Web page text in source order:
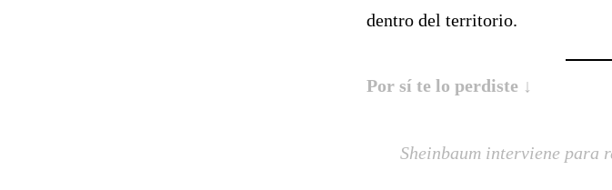
dentro del territorio.
Por sí te lo perdiste ↓
Sheinbaum interviene para